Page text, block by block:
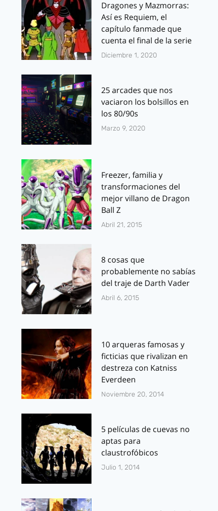
Dragones y Mazmorras:
Así es Requiem, el
capítulo fanmade que
cuenta el final de la serie
Diciembre 1, 2020
25 arcades que nos
vaciaron los bolsillos en
los 80/90s
Marzo 9, 2020
Freezer, familia y
transformaciones del
mejor villano de Dragon
Ball Z
Abril 21, 2015
8 cosas que
probablemente no sabías
del traje de Darth Vader
Abril 6, 2015
10 arqueras famosas y
ficticias que rivalizan en
destreza con Katniss
Everdeen
Noviembre 20, 2014
5 películas de cuevas no
aptas para
claustrofóbicos
Julio 1, 2014